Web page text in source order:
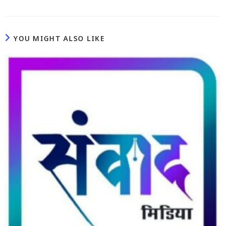
YOU MIGHT ALSO LIKE